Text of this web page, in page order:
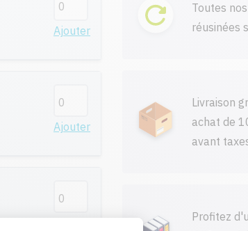
Ajouter
Ajouter
Toutes
réusinées
Livraison
achat de
avant
Profitez